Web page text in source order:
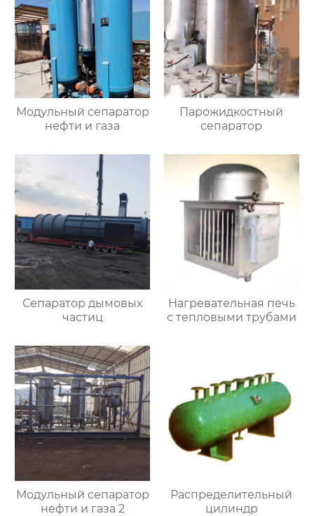
Модульный сепаратор
нефти и газа
Парожидкостный
сепаратор
Сепаратор дымовых
частиц
Нагревательная печь
с тепловыми трубами
Модульный сепаратор
нефти и газа 2
Распределительный
цилиндр